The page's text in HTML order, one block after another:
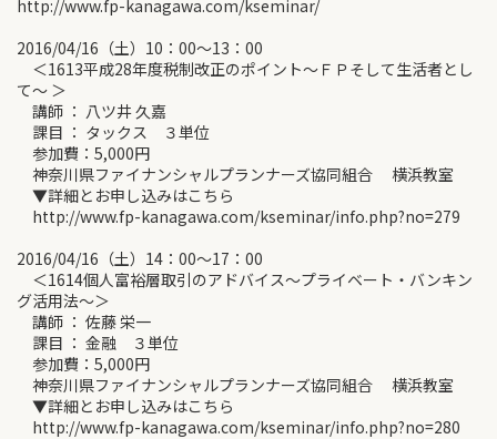
http://www.fp-kanagawa.com/kseminar/
2016/04/16（土）10：00～13：00
＜1613平成28年度税制改正のポイント～ＦＰそして生活者とし
て～ ＞
講師 ： 八ツ井 久嘉
課目 ： タックス ３単位
参加費：5,000円
神奈川県ファイナンシャルプランナーズ協同組合 横浜教室
▼詳細とお申し込みはこちら
http://www.fp-kanagawa.com/kseminar/info.php?no=279
2016/04/16（土）14：00～17：00
＜1614個人富裕層取引のアドバイス～プライベート・バンキン
グ活用法～＞
講師 ： 佐藤 栄一
課目 ： 金融 ３単位
参加費：5,000円
神奈川県ファイナンシャルプランナーズ協同組合 横浜教室
▼詳細とお申し込みはこちら
http://www.fp-kanagawa.com/kseminar/info.php?no=280